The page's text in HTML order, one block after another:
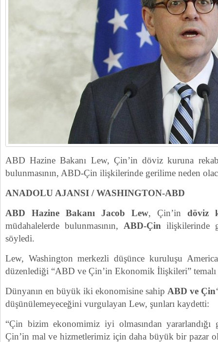
ABD Hazine Bakanı Lew, Çin’in döviz kuruna
bulunmasının, ABD-Çin ilişkilerinde gerilime neden
ANADOLU AJANSI / WASHINGTON-ABD
ABD Hazine Bakanı Jacob Lew, Çin’in döviz
müdahalelerde bulunmasının, ABD-Çin ilişkilerinde
söyledi.
Lew, Washington merkezli düşünce kuruluşu
düzenlediği “ABD ve Çin’in Ekonomik İlişkileri” temalı
Dünyanın en büyük iki ekonomisine sahip ABD ve Çin
düşünülemeyeceğini vurgulayan Lew, şunları kaydetti:
“Çin bizim ekonomimiz iyi olmasından
Çin’in mal ve hizmetlerimiz için daha büyük bir pazar